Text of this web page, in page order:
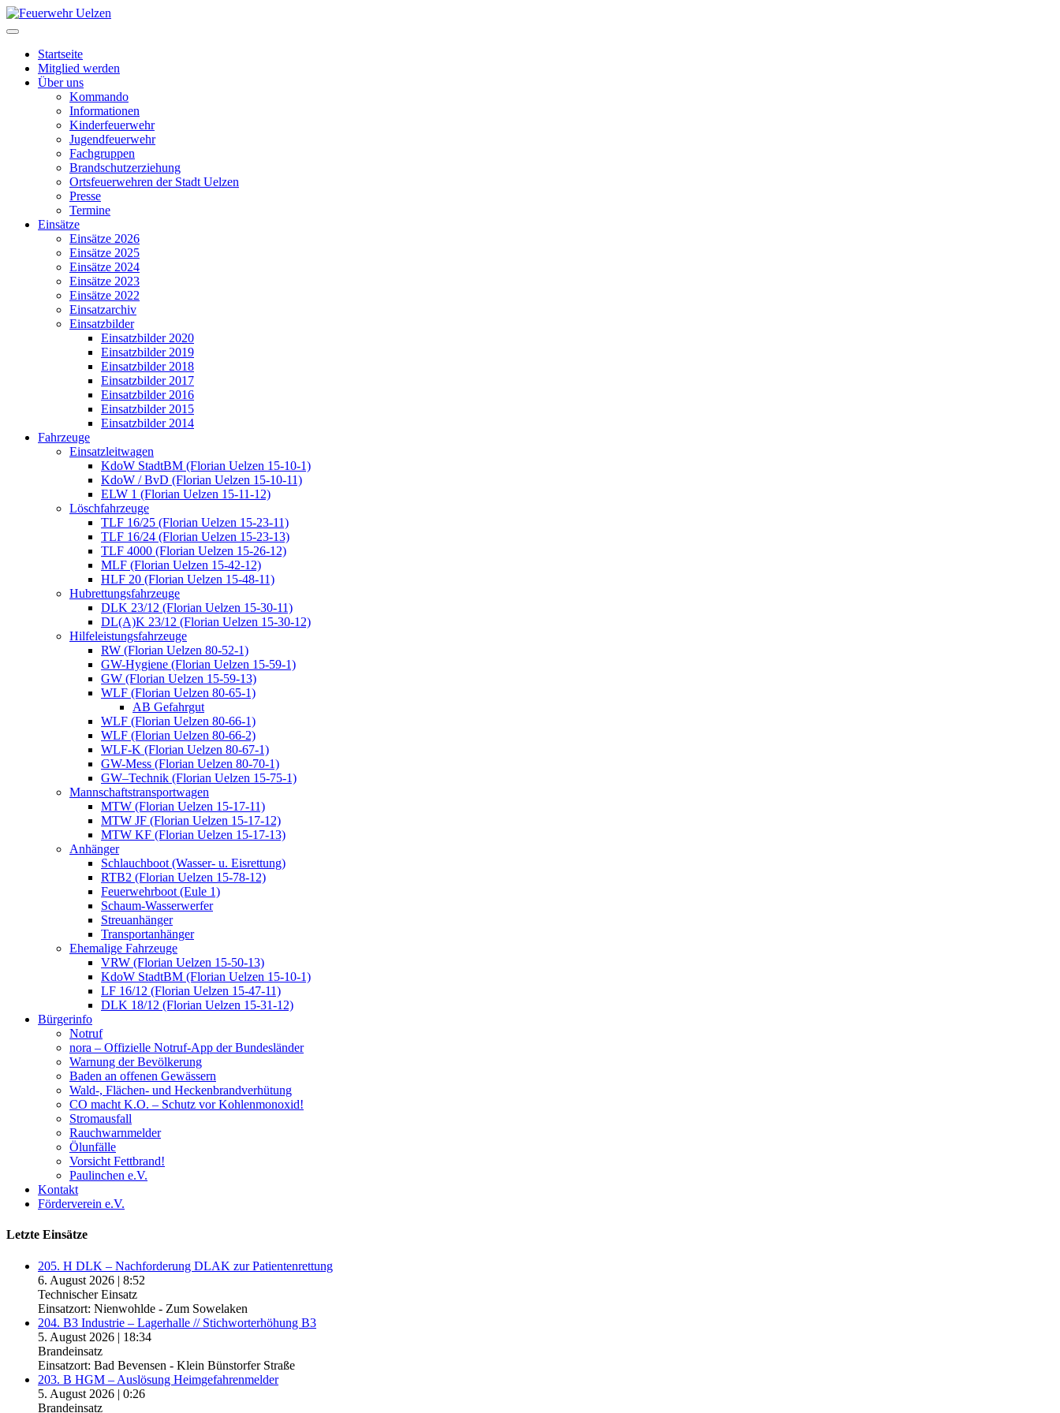
Startseite
Mitglied werden
Über uns
Kommando
Informationen
Kinderfeuerwehr
Jugendfeuerwehr
Fachgruppen
Brandschutzerziehung
Ortsfeuerwehren der Stadt Uelzen
Presse
Termine
Einsätze
Einsätze 2026
Einsätze 2025
Einsätze 2024
Einsätze 2023
Einsätze 2022
Einsatzarchiv
Einsatzbilder
Einsatzbilder 2020
Einsatzbilder 2019
Einsatzbilder 2018
Einsatzbilder 2017
Einsatzbilder 2016
Einsatzbilder 2015
Einsatzbilder 2014
Fahrzeuge
Einsatzleitwagen
KdoW StadtBM (Florian Uelzen 15-10-1)
KdoW / BvD (Florian Uelzen 15-10-11)
ELW 1 (Florian Uelzen 15-11-12)
Löschfahrzeuge
TLF 16/25 (Florian Uelzen 15-23-11)
TLF 16/24 (Florian Uelzen 15-23-13)
TLF 4000 (Florian Uelzen 15-26-12)
MLF (Florian Uelzen 15-42-12)
HLF 20 (Florian Uelzen 15-48-11)
Hubrettungsfahrzeuge
DLK 23/12 (Florian Uelzen 15-30-11)
DL(A)K 23/12 (Florian Uelzen 15-30-12)
Hilfeleistungsfahrzeuge
RW (Florian Uelzen 80-52-1)
GW-Hygiene (Florian Uelzen 15-59-1)
GW (Florian Uelzen 15-59-13)
WLF (Florian Uelzen 80-65-1)
AB Gefahrgut
WLF (Florian Uelzen 80-66-1)
WLF (Florian Uelzen 80-66-2)
WLF-K (Florian Uelzen 80-67-1)
GW-Mess (Florian Uelzen 80-70-1)
GW–Technik (Florian Uelzen 15-75-1)
Mannschaftstransportwagen
MTW (Florian Uelzen 15-17-11)
MTW JF (Florian Uelzen 15-17-12)
MTW KF (Florian Uelzen 15-17-13)
Anhänger
Schlauchboot (Wasser- u. Eisrettung)
RTB2 (Florian Uelzen 15-78-12)
Feuerwehrboot (Eule 1)
Schaum-Wasserwerfer
Streuanhänger
Transportanhänger
Ehemalige Fahrzeuge
VRW (Florian Uelzen 15-50-13)
KdoW StadtBM (Florian Uelzen 15-10-1)
LF 16/12 (Florian Uelzen 15-47-11)
DLK 18/12 (Florian Uelzen 15-31-12)
Bürgerinfo
Notruf
nora – Offizielle Notruf-App der Bundesländer
Warnung der Bevölkerung
Baden an offenen Gewässern
Wald-, Flächen- und Heckenbrandverhütung
CO macht K.O. – Schutz vor Kohlenmonoxid!
Stromausfall
Rauchwarnmelder
Ölunfälle
Vorsicht Fettbrand!
Paulinchen e.V.
Kontakt
Förderverein e.V.
Letzte Einsätze
205. H DLK – Nachforderung DLAK zur Patientenrettung
6. August 2026 | 8:52
Technischer Einsatz
Einsatzort: Nienwohlde - Zum Sowelaken
204. B3 Industrie – Lagerhalle // Stichworterhöhung B3
5. August 2026 | 18:34
Brandeinsatz
Einsatzort: Bad Bevensen - Klein Bünstorfer Straße
203. B HGM – Auslösung Heimgefahrenmelder
5. August 2026 | 0:26
Brandeinsatz